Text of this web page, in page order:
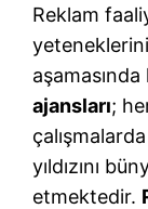
Reklam
ajansları;
yıldızını
etmektedir.